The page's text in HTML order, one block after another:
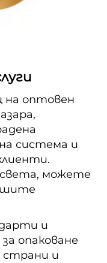
на оптовен
система и
света, можете
и
опаковане
страни и